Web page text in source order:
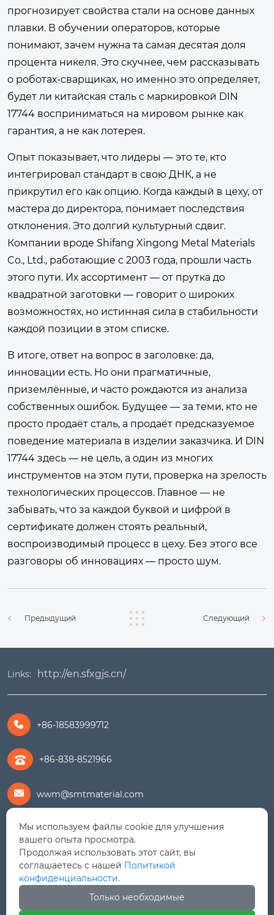
прогнозирует свойства стали на основе данных
плавки. В обучении операторов, которые
понимают, зачем нужна та самая десятая доля
процента никеля. Это скучнее, чем рассказывать
о роботах-сварщиках, но именно это определяет,
будет ли китайская сталь с маркировкой DIN
17744 восприниматься на мировом рынке как
гарантия, а не как лотерея.
Опыт показывает, что лидеры — это те, кто
интегрировал стандарт в свою ДНК, а не
прикрутил его как опцию. Когда каждый в цеху, от
мастера до директора, понимает последствия
отклонения. Это долгий культурный сдвиг.
Компании вроде Shifang Xingong Metal Materials
Co., Ltd., работающие с 2003 года, прошли часть
этого пути. Их ассортимент — от прутка до
квадратной заготовки — говорит о широких
возможностях, но истинная сила в стабильности
каждой позиции в этом списке.
В итоге, ответ на вопрос в заголовке: да,
инновации есть. Но они прагматичные,
приземлённые, и часто рождаются из анализа
собственных ошибок. Будущее — за теми, кто не
просто продаёт сталь, а продаёт предсказуемое
поведение материала в изделии заказчика. И DIN
17744 здесь — не цель, а один из многих
инструментов на этом пути, проверка на зрелость
технологических процессов. Главное — не
забывать, что за каждой буквой и цифрой в
сертификате должен стоять реальный,
воспроизводимый процесс в цеху. Без этого все
разговоры об инновациях — просто шум.
Предыдущий Следующий
Links: http://en.sfxgjs.cn/
 +86-18583999712
+86-838-8521966
 wwm@smtmaterial.com
 279391575@qq.com
 +8615756469898

Дорога Линцзян № 9, Зона экономического
развития Шифан (Северный район), провинция
Мы используем файлы cookie для улучшения
вашего опыта просмотра.
Продолжая использовать этот сайт, вы
соглашаетесь с нашей Политикой
конфиденциальности.
Только необходимые